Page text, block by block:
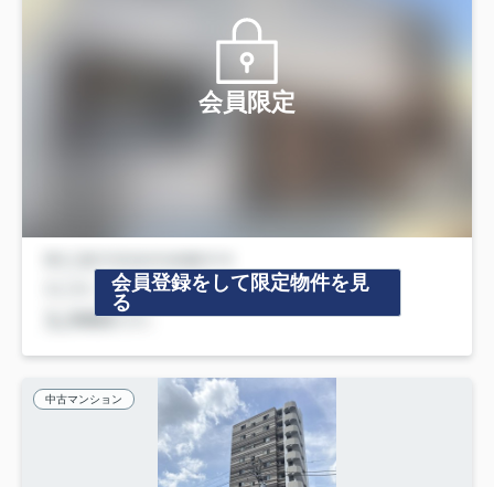
会員限定
会員登録をして限定物件を見
る
中古マンション